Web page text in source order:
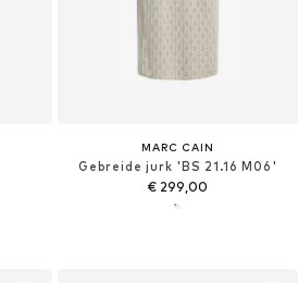
MARC CAIN
Gebreide jurk 'BS 21.16 M06'
€ 299,00